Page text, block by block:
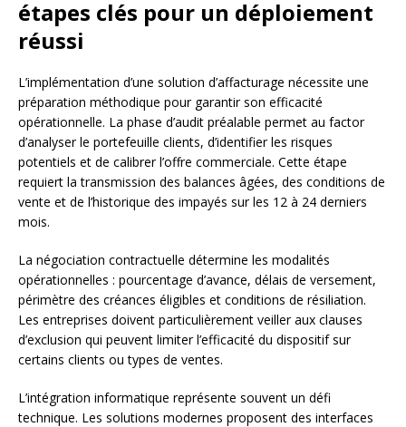
étapes clés pour un déploiement
réussi
L’implémentation d’une solution d’affacturage nécessite une
préparation méthodique pour garantir son efficacité
opérationnelle. La phase d’audit préalable permet au factor
d’analyser le portefeuille clients, d’identifier les risques
potentiels et de calibrer l’offre commerciale. Cette étape
requiert la transmission des balances âgées, des conditions de
vente et de l’historique des impayés sur les 12 à 24 derniers
mois.
La négociation contractuelle détermine les modalités
opérationnelles : pourcentage d’avance, délais de versement,
périmètre des créances éligibles et conditions de résiliation.
Les entreprises doivent particulièrement veiller aux clauses
d’exclusion qui peuvent limiter l’efficacité du dispositif sur
certains clients ou types de ventes.
L’intégration informatique représente souvent un défi
technique. Les solutions modernes proposent des interfaces